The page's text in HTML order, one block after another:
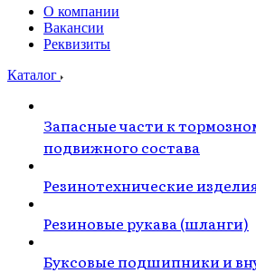
О компании
Вакансии
Реквизиты
Каталог
Запасные части к
подвижного состава
Резинотехнические
Резиновые рукава (шланги)
Буксовые подшипники и